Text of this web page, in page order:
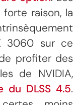
raison, la
3060 sur ce
profiter des
de NVIDIA,
du DLSS 4.5.